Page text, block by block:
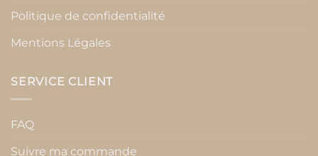
Politique de confidentialité
Mentions Légales
SERVICE CLIENT
FAQ
Suivre ma commande